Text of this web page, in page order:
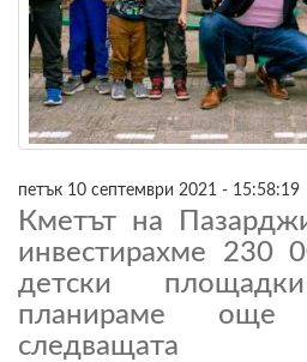
петък 10 септември 2021 - 15:58:19
Кметът на
инвестирахме 230
детски
планираме още
следващата